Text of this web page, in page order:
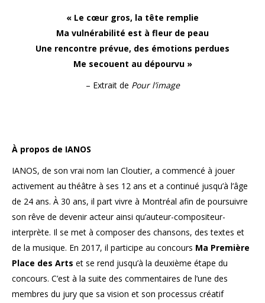
« Le cœur gros, la tête remplie
Ma vulnérabilité est à fleur de peau
Une rencontre prévue, des émotions perdues
Me secouent au dépourvu »
– Extrait de Pour l’image
À propos de IANOS
IANOS, de son vrai nom Ian Cloutier, a commencé à jouer
activement au théâtre à ses 12 ans et a continué jusqu’à l’âge
de 24 ans. À 30 ans, il part vivre à Montréal afin de poursuivre
son rêve de devenir acteur ainsi qu’auteur-compositeur-
interprète. Il se met à composer des chansons, des textes et
de la musique. En 2017, il participe au concours Ma Première
Place des Arts et se rend jusqu’à la deuxième étape du
concours. C’est à la suite des commentaires de l’une des
membres du jury que sa vision et son processus créatif